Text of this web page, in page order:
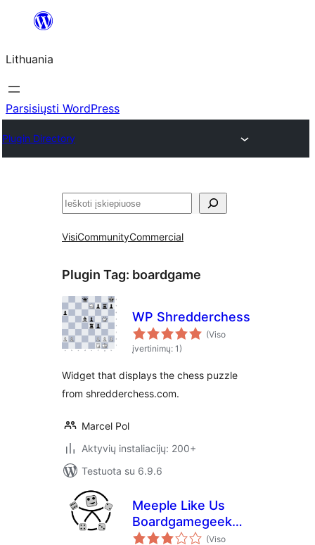
turinio
Lithuania
Parsisiųsti WordPress
Plugin Directory
Paieška
VisiCommunityCommercial
Plugin Tag: boardgame
WP Shredderchess
(Viso
įvertinimų: 1)
Widget that displays the chess puzzle
from shredderchess.com.
Marcel Pol
Aktyvių instaliacijų: 200+
Testuota su 6.9.6
Meeple Like Us
Boardgamegeek
Plugin
(Viso